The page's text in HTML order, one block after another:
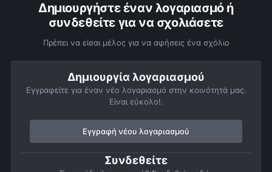
Δημιουργήστε έναν λογαριασμό ή
συνδεθείτε για να σχολιάσετε
Πρέπει να είσαι μέλος για να αφήσεις ένα σχόλιο
Δημιουργία λογαριασμού
Εγγραφείτε για έναν νέο λογαριασμό στην κοινότητά μας.
Είναι εύκολο!.
Εγγραφή νέου λογαριασμού
Συνδεθείτε